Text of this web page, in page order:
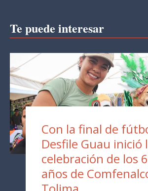
Te puede interesar
Con la final de
Desfile Guau inició
celebración de los
años de